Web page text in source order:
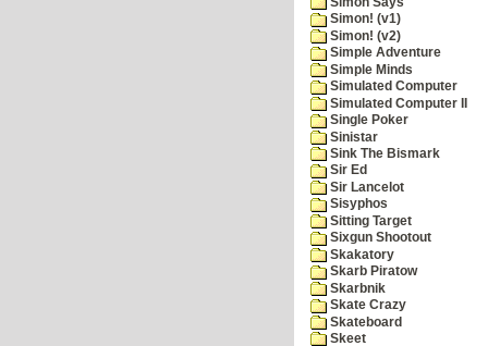
Simon! (v1)
Simon! (v2)
Simple Adventure
Simple Minds
Simulated Computer
Simulated Computer II
Single Poker
Sinistar
Sink The Bismark
Sir Ed
Sir Lancelot
Sisyphos
Sitting Target
Sixgun Shootout
Skakatory
Skarb Piratow
Skarbnik
Skate Crazy
Skateboard
Skeet